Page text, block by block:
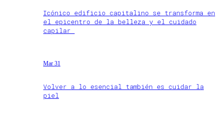
Icónico edificio capitalino se transforma en
el epicentro de la belleza y el cuidado
capilar
Mar 31
Volver a lo esencial también es cuidar la
piel